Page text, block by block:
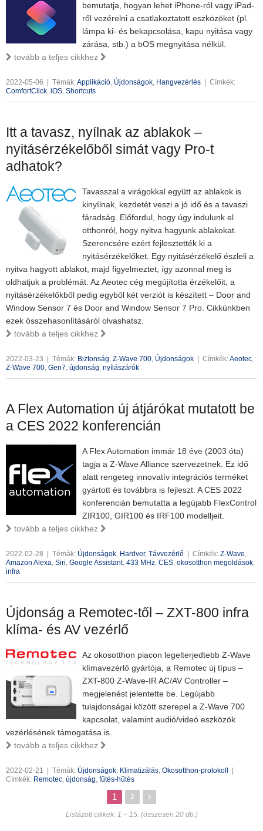
bemutatja, hogyan lehet iPhone-ról vagy iPad-
ről vezérelni a csatlakoztatott eszközöket (pl.
lámpa ki- és bekapcsolása, kapu nyitása vagy
zárása, stb.) a bOS megnyitása nélkül.
tovább a teljes cikkhez
2022-05-06 Témák:Applikáció, Újdonságok, Hangvezérlés
Címkék:
ComfortClick, iOS, Shortcuts
Itt a tavasz, nyílnak az ablakok –
nyitásérzékelőből simát vagy Pro-t
adhatok?
Tavasszal a virágokkal együtt az ablakok is
kinyílnak, kezdetét veszi a jó idő és a tavaszi
fáradság. Előfordul, hogy úgy indulunk el
otthonról, hogy nyitva hagyunk ablakokat.
Szerencsére ezért fejlesztették ki a
nyitásérzékelőket. Egy nyitásérzékelő észleli a
nyitva hagyott ablakot, majd figyelmeztet, így azonnal meg is
oldhatjuk a problémát. Az Aeotec cég megújította érzékelőit, a
nyitásérzékelőkből pedig egyből két verziót is készített – Door and
Window Sensor 7 és Door and Window Sensor 7 Pro. Cikkünkben
ezek összehasonlításáról olvashatsz.
tovább a teljes cikkhez
2022-03-23 Témák: Biztonság, Z-Wave 700, Újdonságok Címkék:Aeotec,
Z-Wave 700, Gen7, újdonság, nyílászárók
A Flex Automation új átjárókat mutatott be
a CES 2022 konferencián
A Flex Automation immár 18 éve (2003 óta)
tagja a Z-Wave Alliance szervezetnek. Ez idő
alatt rengeteg innovatív integrációs terméket
gyártott és továbbra is fejleszt. A CES 2022
konferencián bemutatta a legújabb FlexControl
ZIR100, GIR100 és IRF100 modelljeit.
tovább a teljes cikkhez
2022-02-28 Témák: Újdonságok, Hardver, Távvezérlő Címkék: Z-Wave,
Amazon Alexa, Siri, Google Assistant, 433 MHz, CES, okosotthon megoldások,
infra
Újdonság a Remotec-től – ZXT-800 infra
klíma- és AV vezérlő
Az okosotthon piacon legelterjedtebb Z-Wave
klímavezérlő gyártója, a Remotec új típus –
ZXT-800 Z-Wave-IR AC/AV Controller –
megjelenést jelentette be. Legújabb
tulajdonságai között szerepel a Z-Wave 700
kapcsolat, valamint audió/videó eszközök
vezérlésének támogatása is.
tovább a teljes cikkhez
2022-02-21 Témák: Újdonságok, Klimatizálás, Okosotthon-protokoll
Címkék: Remotec, újdonság, fűtés-hűtés
1 2
Listázott cikkek: 1 – 15. (összesen 20 db.)